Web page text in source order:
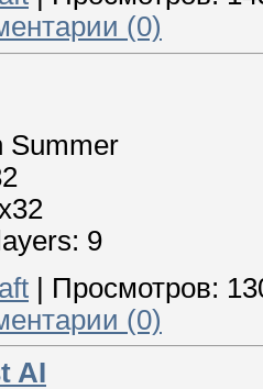
(0)
Summer
9
Просмотров:
(0)
AI